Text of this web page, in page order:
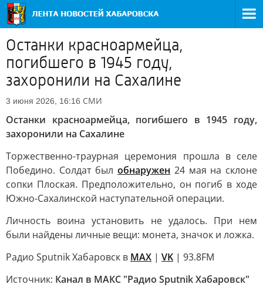
Останки красноармейца,
погибшего в 1945 году,
захоронили на Сахалине
3 июня 2026, 16:16 СМИ
Останки красноармейца, погибшего в 1945 году,
захоронили на Сахалине
Торжественно-траурная церемония прошла в селе
Победино. Солдат былобнаружен 24 мая на склоне
сопки Плоская. Предположительно, он погиб в ходе
Южно-Сахалинской наступательной операции.
Личность воина установить не удалось. При нем
были найдены личные вещи: монета, значок и ложка.
Радио Sputnik Хабаровск в MAX | VK | 93.8FM
Источник: Канал в МАКС "Радио Sputnik Хабаровск"